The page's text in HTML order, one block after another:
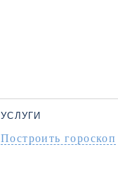
УСЛУГИ
Построить гороскоп